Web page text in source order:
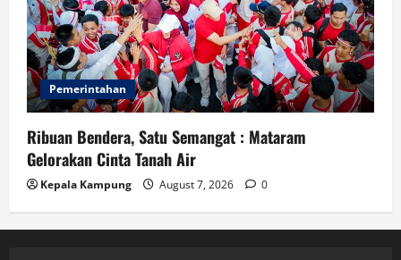
Pemerintahan
Ribuan Bendera, Satu Semangat : Mataram
Gelorakan Cinta Tanah Air
Kepala Kampung August 7, 2026 0